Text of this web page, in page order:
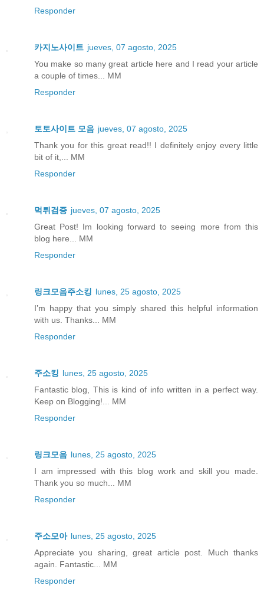
Responder
카지노사이트 jueves, 07 agosto, 2025
You make so many great article here and I read your article
a couple of times... MM
Responder
토토사이트 모음 jueves, 07 agosto, 2025
Thank you for this great read!! I definitely enjoy every little
bit of it,... MM
Responder
먹튀검증 jueves, 07 agosto, 2025
Great Post! Im looking forward to seeing more from this
blog here... MM
Responder
링크모음주소킹 lunes, 25 agosto, 2025
I’m happy that you simply shared this helpful information
with us. Thanks... MM
Responder
주소킹 lunes, 25 agosto, 2025
Fantastic blog, This is kind of info written in a perfect way.
Keep on Blogging!... MM
Responder
링크모음 lunes, 25 agosto, 2025
I am impressed with this blog work and skill you made.
Thank you so much... MM
Responder
주소모아 lunes, 25 agosto, 2025
Appreciate you sharing, great article post. Much thanks
again. Fantastic... MM
Responder